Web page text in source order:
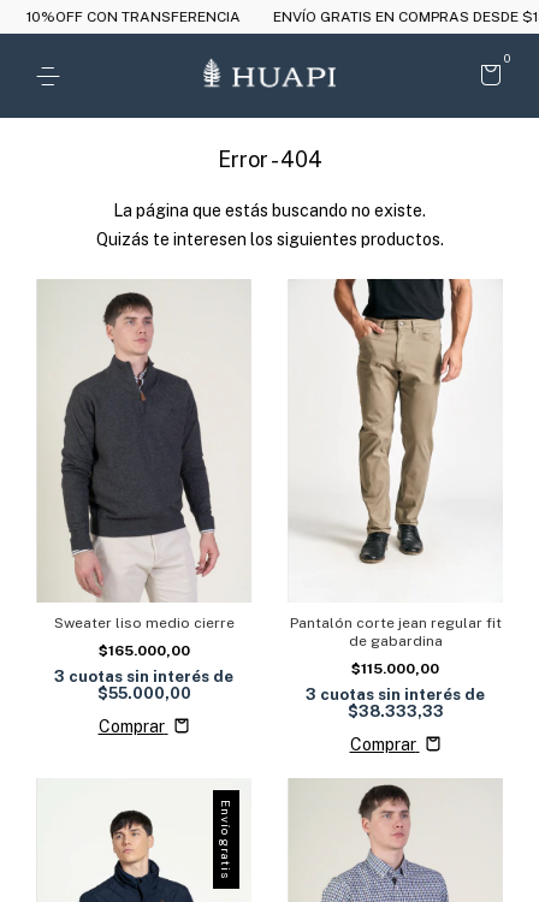
CON TRANSFERENCIA ENVÍO GRATIS EN COMPRAS DESDE $180.000
0
Error - 404
La página que estás buscando no existe.
Quizás te interesen los siguientes productos.
Sweater liso medio cierre
$165.000,00
3 cuotas sin interés de
$55.000,00
Comprar
Pantalón corte jean regular fit
de gabardina
$115.000,00
3 cuotas sin interés de
$38.333,33
Comprar
Envío gratis